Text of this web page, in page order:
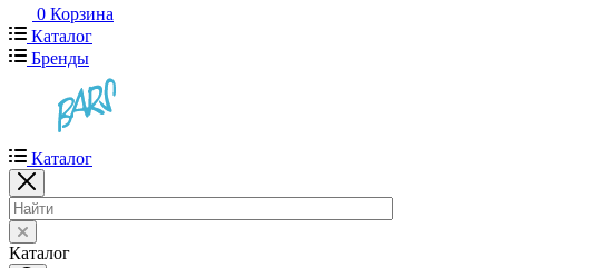
0 Корзина
Каталог
Бренды
Каталог
Каталог